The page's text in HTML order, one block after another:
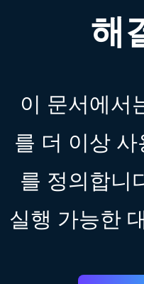
해
이 문서에서
를 더 이상
를 정의합니
실행 가능한